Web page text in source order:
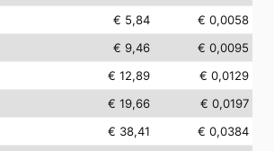
€ 5,84
€ 0,0058
€ 9,46
€ 0,0095
€ 12,89
€ 0,0129
€ 19,66
€ 0,0197
€ 38,41
€ 0,0384